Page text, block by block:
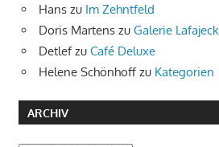
Hans zu Im Zehntfeld
Doris Martens zu Galerie Lafajeck
Detlefzu Café Deluxe
Helene Schönhoff zu Kategorien
ARCHIV